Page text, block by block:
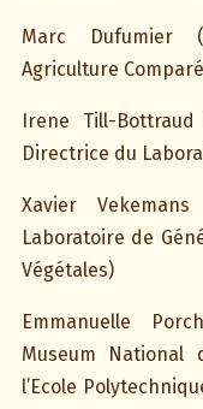
Marc Dufumier
Agriculture
Irene Till-
Directrice du
Xavier
Laboratoire de
Végétales)
Emmanuelle
Museum National
l’Ecole